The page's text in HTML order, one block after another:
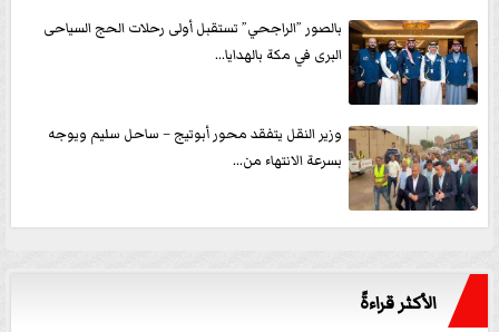
بالصور ”الراجحي” تستقبل أولى رحلات الحج السياحى
البرى في مكة بالهدايا...
وزير النقل يتفقد محور أبوتيج – ساحل سليم ويوجه
بسرعة الانتهاء من...
الأكثر قراءةً